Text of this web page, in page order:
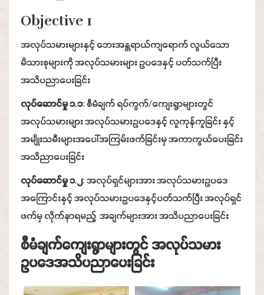
Objective 1
အလုပ်သမားများနှင့် ဘေးအန္တရာယ်ကျရောက် လွယ်သော
မိသားစုများကို အလုပ်သမားများ ဥပဒေနှင့် ပတ်သက်ပြီး
အသိပညာပေးခြင်း
လုပ်ဆောင်မှု ၁.၁: စီမံချက် ရပ်ကွက်/ကျေးရွာများတွင်
အလုပ်သမားများ အလုပ်သမားဥပဒေနှင့် လူကုန်ကူခြင်း နှင့်
အမျိုးသမီးများအပေါ်အကြမ်းဖက်ခြင်းမှ အကာကွယ်ပေးခြင်း
အသိညာပေးခြင်း
လုပ်ဆောင်မှု ၁. ၂: အလုပ်ရှင်များအား အလုပ်သမားဥပဒေ
အကြောင်းနှင့် အလုပ်သမားဥပဒေနှင့်ပတ်သက်ပြီး အလုပ်ရှင်
ဖက်မှ လိုက်နာရမည့် အချက်များအား အသိပညာပေးခြင်း
စီမံချက်ကျေးရွာများတွင် အလုပ်သမား
ဥပဒေအသိပညာပေးခြင်း